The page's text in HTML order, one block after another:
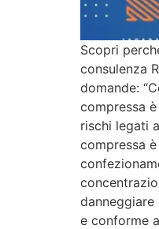
Scopri
consulenza
domande:
compressa
rischi legati
compressa
danneggiare
e conforme